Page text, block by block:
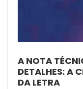
A NOTA
DETALHES: A
DA LETRA